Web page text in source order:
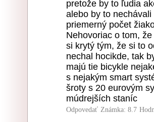
pretože by to ľudia
alebo by to
priemerný počet
Nehovoriac o tom,
si krytý tým, že si to
nechal hocikde, tak
majú tie bicykle
s nejakým smart
šroty s 20 eurovým
múdrejších staníc
Odpovedať Známka: 8.7